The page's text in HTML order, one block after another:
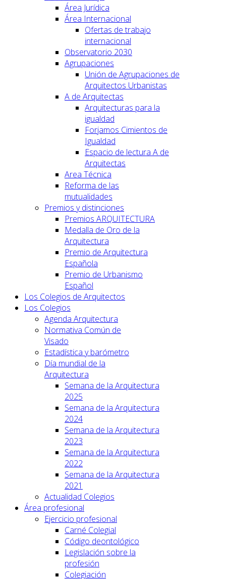
Área Jurídica
Área Internacional
Ofertas de trabajo
internacional
Observatorio 2030
Agrupaciones
Unión de Agrupaciones de
Arquitectos Urbanistas
A de Arquitectas
Arquitecturas para la
igualdad
Forjamos Cimientos de
Igualdad
Espacio de lectura A de
Arquitectas
Area Técnica
Reforma de las
mutualidades
Premios y distinciones
Premios ARQUITECTURA
Medalla de Oro de la
Arquitectura
Premio de Arquitectura
Española
Premio de Urbanismo
Español
Los Colegios de Arquitectos
Los Colegios
Agenda Arquitectura
Normativa Común de
Visado
Estadística y barómetro
Día mundial de la
Arquitectura
Semana de la Arquitectura
2025
Semana de la Arquitectura
2024
Semana de la Arquitectura
2023
Semana de la Arquitectura
2022
Semana de la Arquitectura
2021
Actualidad Colegios
Área profesional
Ejercicio profesional
Carné Colegial
Código deontológico
Legislación sobre la
profesión
Colegiación